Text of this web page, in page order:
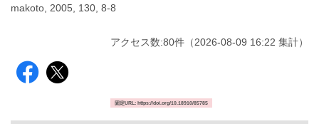
makoto, 2005, 130, 8-8
アクセス数:80件 （2026-08-09 16:22 集計）
固定URL: https://doi.org/10.18910/85785